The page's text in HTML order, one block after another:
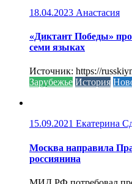
18.04.2023 Анастасия
«Диктант Победы»
семи языках
Источник: https://
Зарубежье История
15.09.2021 Екатерина
Москва направила
россиянина